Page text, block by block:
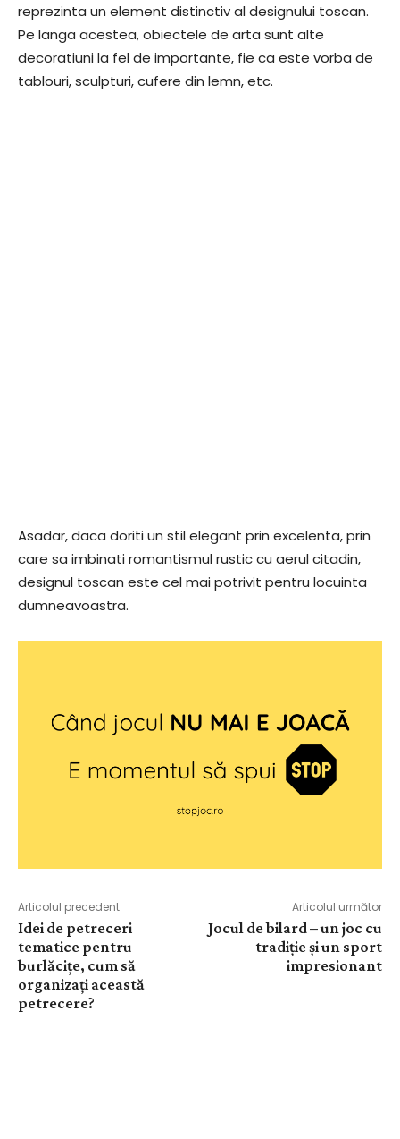
reprezinta un element distinctiv al designului toscan.
Pe langa acestea, obiectele de arta sunt alte
decoratiuni la fel de importante, fie ca este vorba de
tablouri, sculpturi, cufere din lemn, etc.
Asadar, daca doriti un stil elegant prin excelenta, prin
care sa imbinati romantismul rustic cu aerul citadin,
designul toscan este cel mai potrivit pentru locuinta
dumneavoastra.
Articolul precedent
Idei de petreceri
tematice pentru
burlăcițe, cum să
organizați această
petrecere?
Articolul următor
Jocul de bilard – un joc cu
tradiție și un sport
impresionant